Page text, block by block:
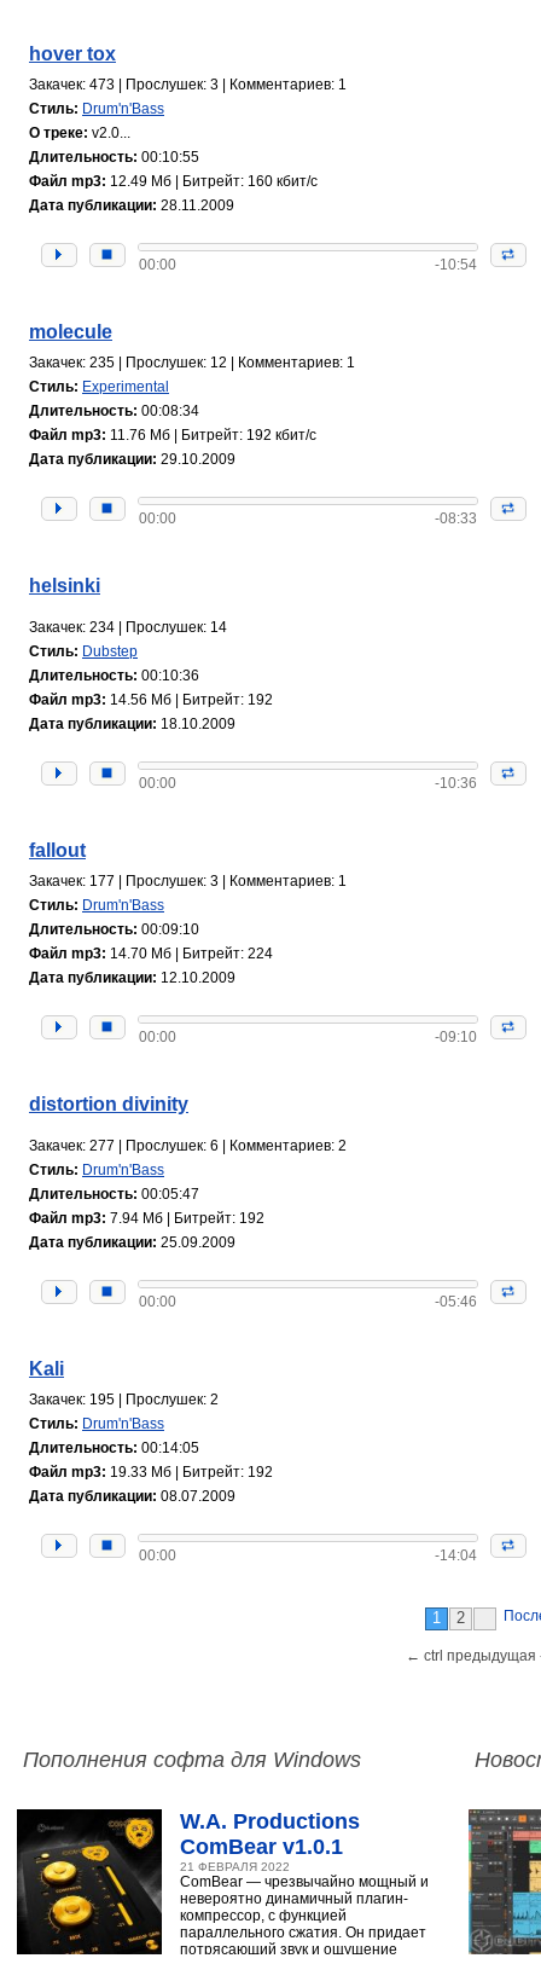
hover tox
Закачек: 473 | Прослушек: 3 | Комментариев: 1
Стиль: Drum'n'Bass
О треке: v2.0...
Длительность: 00:10:55
Файл mp3: 12.49 Мб | Битрейт: 160 кбит/с
Дата публикации: 28.11.2009
00:00 -10:54
molecule
Закачек: 235 | Прослушек: 12 | Комментариев: 1
Стиль: Experimental
Длительность: 00:08:34
Файл mp3: 11.76 Мб | Битрейт: 192 кбит/с
Дата публикации: 29.10.2009
00:00 -08:33
helsinki
Закачек: 234 | Прослушек: 14
Стиль: Dubstep
Длительность: 00:10:36
Файл mp3: 14.56 Мб | Битрейт: 192
Дата публикации: 18.10.2009
00:00 -10:36
fallout
Закачек: 177 | Прослушек: 3 | Комментариев: 1
Стиль: Drum'n'Bass
Длительность: 00:09:10
Файл mp3: 14.70 Мб | Битрейт: 224
Дата публикации: 12.10.2009
00:00 -09:10
distortion divinity
Закачек: 277 | Прослушек: 6 | Комментариев: 2
Стиль: Drum'n'Bass
Длительность: 00:05:47
Файл mp3: 7.94 Мб | Битрейт: 192
Дата публикации: 25.09.2009
00:00 -05:46
Kali
Закачек: 195 | Прослушек: 2
Стиль: Drum'n'Bass
Длительность: 00:14:05
Файл mp3: 19.33 Мб | Битрейт: 192
Дата публикации: 08.07.2009
00:00 -14:04
1 2
← ctrl
Пополнения софта для Windows
W.A. Productions
ComBear v1.0.1
21 ФЕВРАЛЯ 2022
ComBear — чрезвычайно мощный и
невероятно динамичный плагин-
компрессор, с функцией
параллельного сжатия. Он придает
потрясающий звук и ощущение